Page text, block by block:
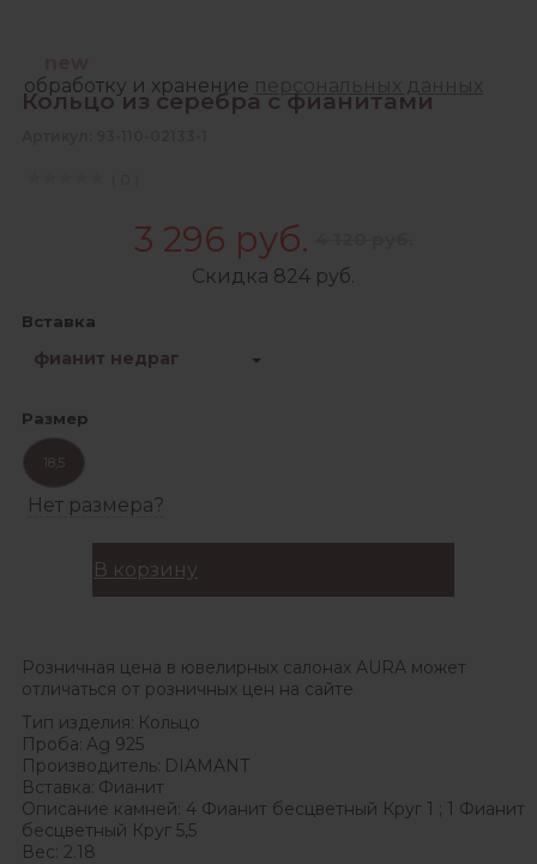
Кольцо из серебра с фианитами
3 296 руб.
Скидка 824 руб.
Вставка
фианит недраг
Размер
18,5
Нет размера?
В корзину
Розничная цена в ювелирных салонах AURA может
отличаться от розничных цен на сайте
Тип изделия: Кольцо
Проба: Ag 925
Производитель: DIAMANT
Вставка: Фианит
Описание камней: 4 Фианит бесцветный Круг 1 ; 1 Фианит
бесцветный Круг 5,5
Вес: 2.18
обработку и хранение